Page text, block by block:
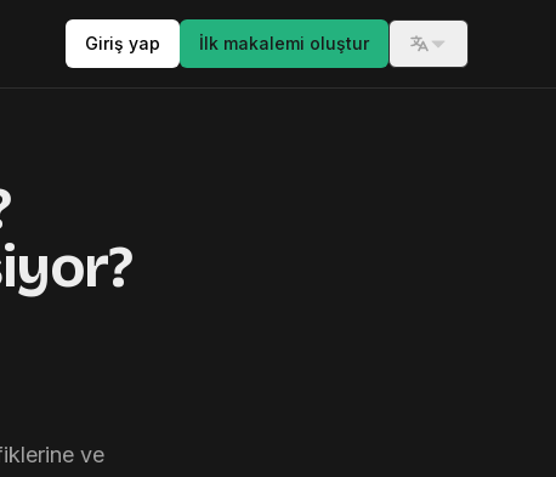
Giriş yap İlk makalemi oluştur Switch
ve